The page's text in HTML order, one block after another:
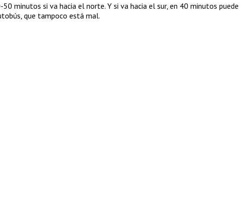
minutos si va hacia el norte. Y si va hacia el sur, en 40 minutos puede
que tampoco está mal.